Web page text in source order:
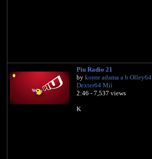
Piu Radio 21
by konte adama a b Olley64
Dexter64 Mii
2:46 - 7,537 views
K